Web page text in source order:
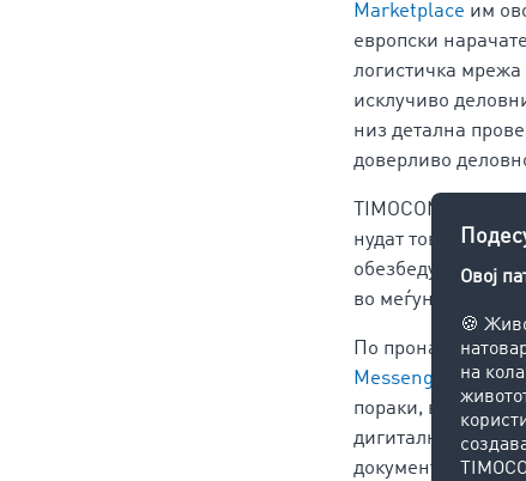
Marketplace им
европски
логистичка
исклучиво
низ детална
доверливо
TIMOCOM
нудат товар, при
обезбедува
во меѓународната
По пронаоѓање
Messenger
–
пораки,
дигитална
документирани.